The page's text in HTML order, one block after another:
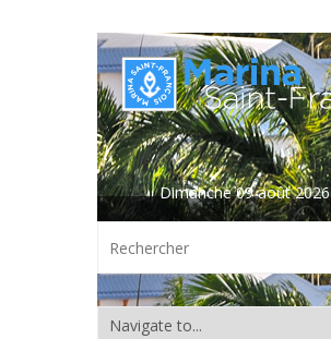
Dimanche 09 août 2026